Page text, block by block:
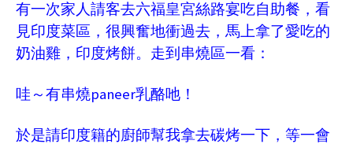
有一次家人請客去六福皇宮絲路宴吃自助餐，看
見印度菜區，很興奮地衝過去，馬上拿了愛吃的
奶油雞，印度烤餅。走到串燒區一看：
哇～有串燒paneer乳酪吔！
於是請印度籍的廚師幫我拿去碳烤一下，等一會